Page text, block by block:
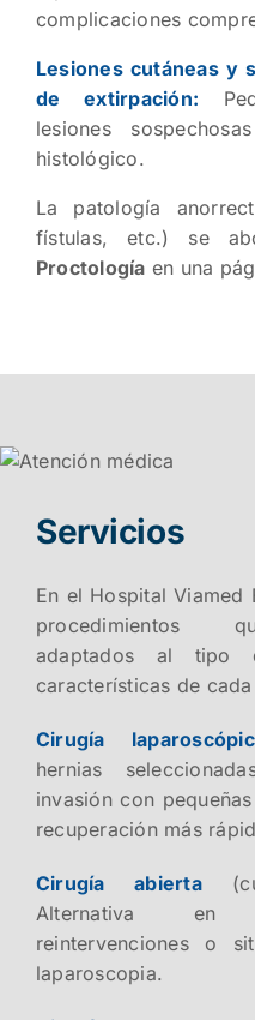
complicaciones
Lesiones cutáneas y
de extirpación:
lesiones
histológico.
La patología
fístulas, etc.) se
Proctología en una
Servicios
En el Hospital Viamed
procedimientos
adaptados al
características de
Cirugía
hernias
invasión con
recuperación más
Cirugía abierta
Alternativa en
reintervenciones o
laparoscopia.